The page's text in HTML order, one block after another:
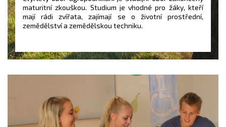
maturitní zkouškou. Studium je vhodné pro žáky, kteří
mají rádi zvířata, zajímají se o životní prostřední,
zemědělství a zemědělskou techniku.